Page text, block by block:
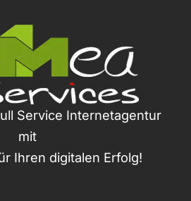
Service Internetagentur
mit
Ihren digitalen Erfolg!